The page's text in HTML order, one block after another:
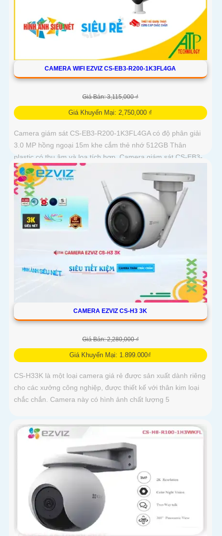
CAMERA WIFI EZVIZ CS-EB3-R200-1K3FL4GA
Giá Bán: 3,115,000 ₫
Giá Khuyến Mại: 2,750,000 ₫
Camera giám sát CS-EB3-R200-1K3FL4GA có độ phân giải
3.0 MP hồng ngoại 15m khe cắm thẻ nhớ 512GB Thân
plastic có thu âm và loa tích hợp. Camera giám sát CS-EB3-
R200-1K3FL4GA là...
CAMERA EZVIZ CS-H3 3K
Giá Bán: 2,280,000 ₫
Giá Khuyến Mại: 1.899.000₫
CS-H33K là một loại camera giá rẻ được sản xuất dành riêng
cho các xưởng công nghiệp, được thiết kế với thân kim loại
chắc chắn. Camera này có hình ảnh chất lượng 5